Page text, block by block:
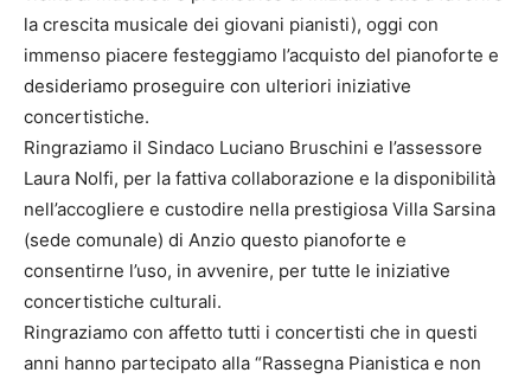
la crescita musicale dei giovani pianisti), oggi con
immenso piacere festeggiamo l’acquisto del pianoforte e
desideriamo proseguire con ulteriori iniziative
concertistiche.
Ringraziamo il Sindaco Luciano Bruschini e l’assessore
Laura Nolfi, per la fattiva collaborazione e la disponibilità
nell’accogliere e custodire nella prestigiosa Villa Sarsina
(sede comunale) di Anzio questo pianoforte e
consentirne l’uso, in avvenire, per tutte le iniziative
concertistiche culturali.
Ringraziamo con affetto tutti i concertisti che in questi
anni hanno partecipato alla “Rassegna Pianistica e non